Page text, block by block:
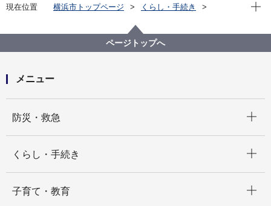
現在位置 横浜市トップページ
くらし・手続き
市民主体のまちづくり
まちの将来像、決まり事をつくるには
地域まちづくり活動の進め方
現在
ページトップへ
メニュー
防災・救急
くらし・手続き
子育て・教育